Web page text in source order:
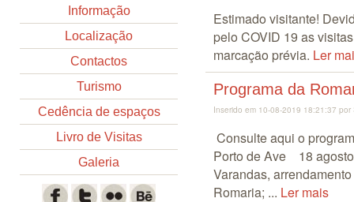
Informação
Localização
Contactos
Turismo
Cedência de espaços
Livro de Visitas
Galeria
Estimado visitante!
pelo COVID 19 as
marcação prévia. Ler
Programa da
Inserido em 10-08-2019 18:21:37 por
Consulte aqui o
Porto de Ave 18
Varandas,
Romaria; ... Ler mais